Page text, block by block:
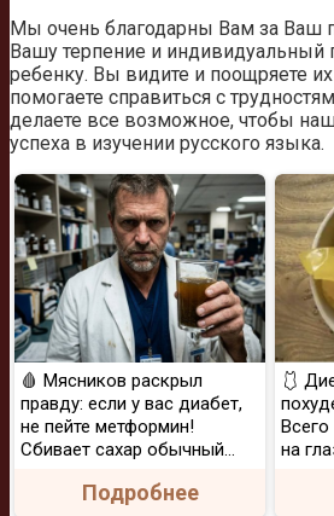
Мы очень благодарны Вам за Ваш
Вашу терпение и
ребенку. Вы видите и поощряете
помогаете справиться с
делаете все возможное, чтобы
успеха в изучении русского языка.
🩸 Мясников раскрыл
правду: если у вас диабет,
не пейте метформин!
Сбивает сахар обычный...
Подробнее
🩱
на